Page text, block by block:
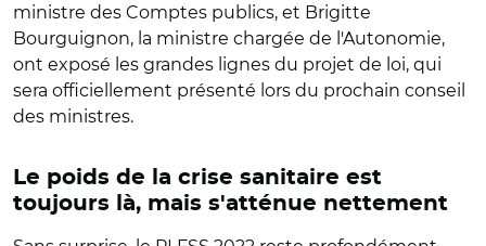
ministre des Comptes publics, et Brigitte
Bourguignon, la ministre chargée de l'Autonomie,
ont exposé les grandes lignes du projet de loi, qui
sera officiellement présenté lors du prochain conseil
des ministres.
Le poids de la crise sanitaire est
toujours là, mais s'atténue nettement